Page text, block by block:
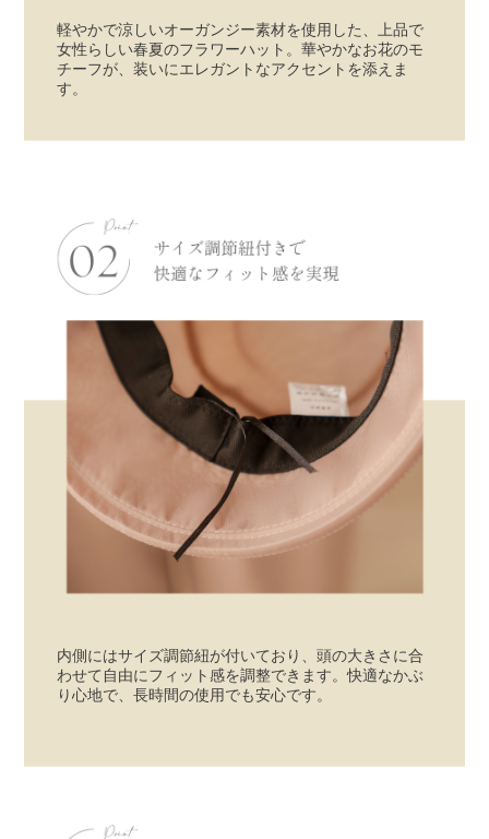
軽やかで涼しいオーガンジー素材を使用した、上品で
女性らしい春夏のフラワーハット。華やかなお花のモ
チーフが、装いにエレガントなアクセントを添えま
す。
内側にはサイズ調節紐が付いており、頭の大きさに合
わせて自由にフィット感を調整できます。快適なかぶ
り心地で、長時間の使用でも安心です。